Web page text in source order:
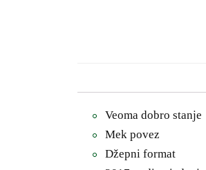
Veoma dobro stanje
Mek povez
Džepni format